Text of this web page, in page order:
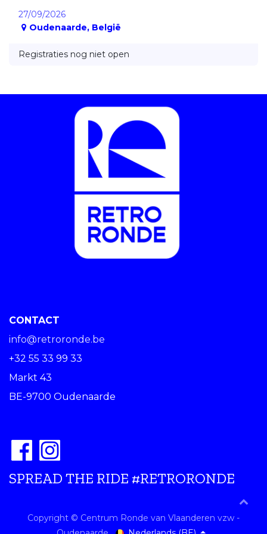
27/09/2026
Oudenaarde, België
Registraties nog niet open
CONTACT
info@retroronde.be
+32 55 33 99 33
Markt 43
BE-9700 Oudenaarde
SPREAD THE RIDE #RETRORONDE
Copyright © Centrum Ronde van Vlaanderen vzw -